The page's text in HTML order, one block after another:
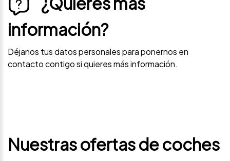
información?
Déjanos tus datos personales para ponernos en
contacto contigo si quieres más información.
Nuestras ofertas de coches